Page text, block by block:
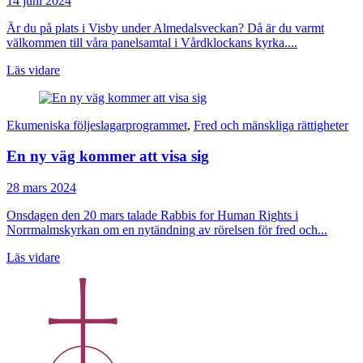
Är du på plats i Visby under Almedalsveckan? Då är du varmt
välkommen till våra panelsamtal i Vårdklockans kyrka....
Läs vidare
Ekumeniska följeslagarprogrammet, Fred och mänskliga rättigheter
En ny väg kommer att visa sig
28 mars 2024
Onsdagen den 20 mars talade Rabbis for Human Rights i
Norrmalmskyrkan om en nytändning av rörelsen för fred och...
Läs vidare